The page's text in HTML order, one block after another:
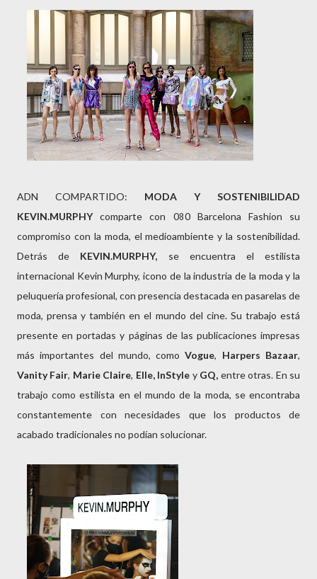
ADN COMPARTIDO: MODA Y SOSTENIBILIDAD
KEVIN.MURPHYcomparte con 080 Barcelona Fashion su
compromiso con la moda, el medioambiente y la sostenibilidad.
Detrás de KEVIN.MURPHY, se encuentra el estilista
internacional Kevin Murphy, icono de la industria de la moda y la
peluquería profesional, con presencia destacada en pasarelas de
moda, prensa y también en el mundo del cine. Su trabajo está
presente en portadas y páginas de las publicaciones impresas
más importantes del mundo, comoVogue, Harpers Bazaar,
Vanity Fair, Marie Claire, Elle, InStyle y GQ, entre otras. En su
trabajo como estilista en el mundo de la moda, se encontraba
constantemente con necesidades que los productos de
acabado tradicionales no podían solucionar.